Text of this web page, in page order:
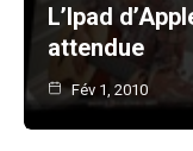
L’Ipad
attendue
Fév 1, 2010